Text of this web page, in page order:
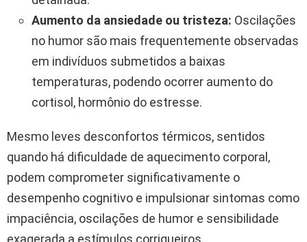
Aumento da ansiedade ou tristeza: Oscilações
no humor são mais frequentemente observadas
em indivíduos submetidos a baixas
temperaturas, podendo ocorrer aumento do
cortisol, hormônio do estresse.
Mesmo leves desconfortos térmicos, sentidos
quando há dificuldade de aquecimento corporal,
podem comprometer significativamente o
desempenho cognitivo e impulsionar sintomas como
impaciência, oscilações de humor e sensibilidade
exagerada a estímulos corriqueiros.